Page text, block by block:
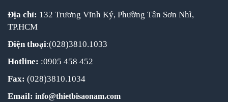
Địa chỉ: 132 Trương Vĩnh Ký, Phường Tân Sơn Nhì,
TP.HCM
Điện thoại:(028)3810.1033
Hotline: :0905 458 452
Fax: (028)3810.1034
Email: info@thietbisaonam.com